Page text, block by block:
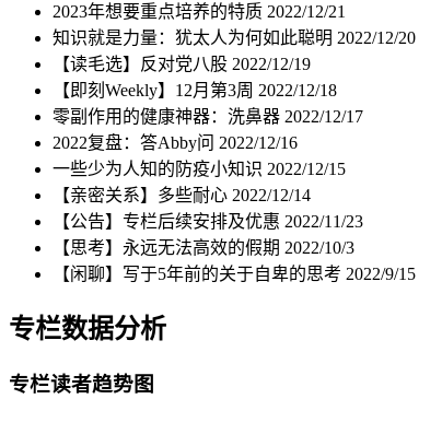
2023年想要重点培养的特质 2022/12/21
知识就是力量：犹太人为何如此聪明 2022/12/20
【读毛选】反对党八股 2022/12/19
【即刻Weekly】12月第3周 2022/12/18
零副作用的健康神器：洗鼻器 2022/12/17
2022复盘：答Abby问 2022/12/16
一些少为人知的防疫小知识 2022/12/15
【亲密关系】多些耐心 2022/12/14
【公告】专栏后续安排及优惠 2022/11/23
【思考】永远无法高效的假期 2022/10/3
【闲聊】写于5年前的关于自卑的思考 2022/9/15
专栏数据分析
专栏读者趋势图